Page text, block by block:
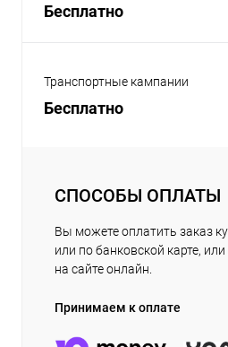
Бесплатно
Транспортные кампании
Бесплатно
СПОСОБЫ ОПЛАТЫ
Вы можете оплатить заказ
или по банковской карте,
на сайте онлайн.
Принимаем к оплате